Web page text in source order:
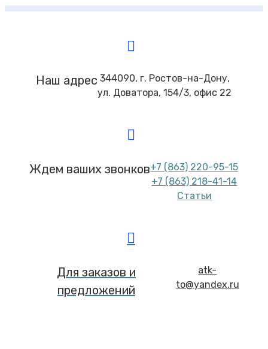
Наш адрес 344090, г. Ростов-на-Дону,
ул. Доватора, 154/3, офис 22
Ждем ваших звонков+7 (863) 220-95-15
+7 (863) 218-41-14
Статьи
Для заказов и
предложений
atk-
to@yandex.ru